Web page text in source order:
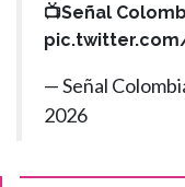
📺Señal
— Señal
2026